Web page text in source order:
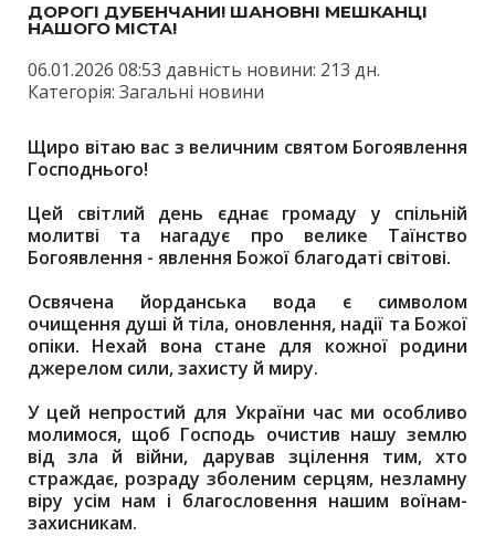
ДОРОГІ ДУБЕНЧАНИ! ШАНОВНІ МЕШКАНЦІ
НАШОГО МІСТА!
06.01.2026 08:53 давність новини: 213 дн.
Категорія: Загальні новини
Щиро вітаю вас з величним святом Богоявлення
Господнього!
Цей світлий день єднає громаду у спільній
молитві та нагадує про велике Таїнство
Богоявлення - явлення Божої благодаті світові.
Освячена йорданська вода є символом
очищення душі й тіла, оновлення, надії та Божої
опіки. Нехай вона стане для кожної родини
джерелом сили, захисту й миру.
У цей непростий для України час ми особливо
молимося, щоб Господь очистив нашу землю
від зла й війни, дарував зцілення тим, хто
страждає, розраду зболеним серцям, незламну
віру усім нам і благословення нашим воїнам-
захисникам.